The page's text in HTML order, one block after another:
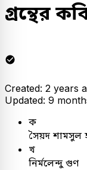
গ্রন্থের
Created: 2 years
Updated: 9
ক
সৈয়দ শামসুল
খ
নির্মলেন্দু গুণ